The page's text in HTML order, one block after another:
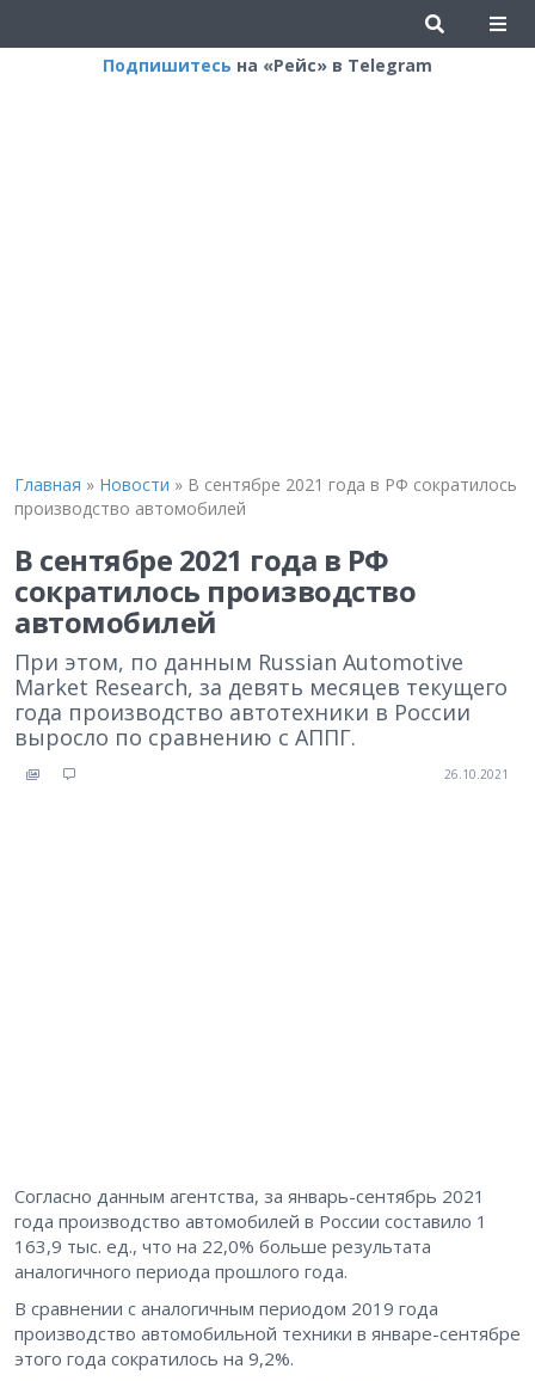
Подпишитесь на «Рейс» в Telegram
Главная » Новости » В сентябре 2021 года в РФ сократилось
производство автомобилей
В сентябре 2021 года в РФ
сократилось производство
автомобилей
При этом, по данным Russian Automotive
Market Research, за девять месяцев текущего
года производство автотехники в России
выросло по сравнению с АППГ.
26.10.2021
Согласно данным агентства, за январь-сентябрь 2021
года производство автомобилей в России составило 1
163,9 тыс. ед., что на 22,0% больше результата
аналогичного периода прошлого года.
В сравнении с аналогичным периодом 2019 года
производство автомобильной техники в январе-сентябре
этого года сократилось на 9,2%.